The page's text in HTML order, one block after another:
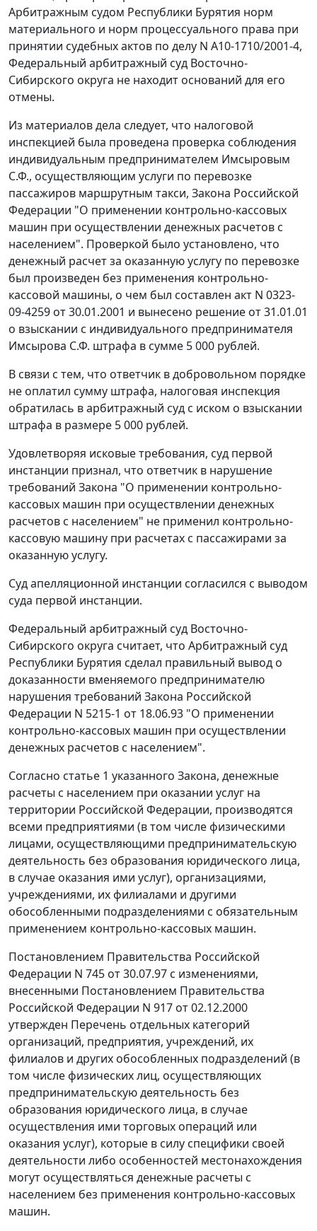
Арбитражным судом Республики Бурятия норм
материального и норм процессуального права при
принятии судебных актов по делу N А10-1710/2001-4,
Федеральный арбитражный суд Восточно-
Сибирского округа не находит оснований для его
отмены.
Из материалов дела следует, что налоговой
инспекцией была проведена проверка соблюдения
индивидуальным предпринимателем Имсыровым
С.Ф., осуществляющим услуги по перевозке
пассажиров маршрутным такси, Закона Российской
Федерации "О применении контрольно-кассовых
машин при осуществлении денежных расчетов с
населением". Проверкой было установлено, что
денежный расчет за оказанную услугу по перевозке
был произведен без применения контрольно-
кассовой машины, о чем был составлен акт N 0323-
09-4259 от 30.01.2001 и вынесено решение от 31.01.01
о взыскании с индивидуального предпринимателя
Имсырова С.Ф. штрафа в сумме 5 000 рублей.
В связи с тем, что ответчик в добровольном порядке
не оплатил сумму штрафа, налоговая инспекция
обратилась в арбитражный суд с иском о взыскании
штрафа в размере 5 000 рублей.
Удовлетворяя исковые требования, суд первой
инстанции признал, что ответчик в нарушение
требований Закона "О применении контрольно-
кассовых машин при осуществлении денежных
расчетов с населением" не применил контрольно-
кассовую машину при расчетах с пассажирами за
оказанную услугу.
Суд апелляционной инстанции согласился с выводом
суда первой инстанции.
Федеральный арбитражный суд Восточно-
Сибирского округа считает, что Арбитражный суд
Республики Бурятия сделал правильный вывод о
доказанности вменяемого предпринимателю
нарушения требований Закона Российской
Федерации N 5215-1 от 18.06.93 "О применении
контрольно-кассовых машин при осуществлении
денежных расчетов с населением".
Согласно статье 1 указанного Закона, денежные
расчеты с населением при оказании услуг на
территории Российской Федерации, производятся
всеми предприятиями (в том числе физическими
лицами, осуществляющими предпринимательскую
деятельность без образования юридического лица,
в случае оказания ими услуг), организациями,
учреждениями, их филиалами и другими
обособленными подразделениями с обязательным
применением контрольно-кассовых машин.
Постановлением Правительства Российской
Федерации N 745 от 30.07.97 с изменениями,
внесенными Постановлением Правительства
Российской Федерации N 917 от 02.12.2000
утвержден Перечень отдельных категорий
организаций, предприятия, учреждений, их
филиалов и других обособленных подразделений (в
том числе физических лиц, осуществляющих
предпринимательскую деятельность без
образования юридического лица, в случае
осуществления ими торговых операций или
оказания услуг), которые в силу специфики своей
деятельности либо особенностей местонахождения
могут осуществляться денежные расчеты с
населением без применения контрольно-кассовых
машин.